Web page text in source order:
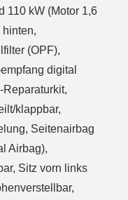
110 kW (Motor 1,6
hinten,
(OPF),
digital
klappbar,
Seitenairbag
Airbag),
Sitz vorn links